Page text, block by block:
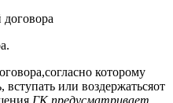
договора
которому
или воздержатьсяот
ГК предусматривает